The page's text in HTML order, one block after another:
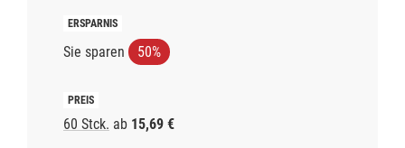
Sie sparen 50%
60 Stck. ab 15,69 €